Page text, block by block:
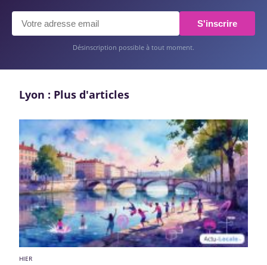
S'inscrire
Désinscription possible à tout moment.
Lyon : Plus d'articles
HIER